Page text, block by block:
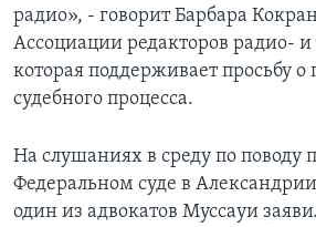
радио», - говорит Барбара
Ассоциации редакторов радио- и
которая поддерживает просьбу
судебного процесса.
На слушаниях в среду по поводу
Федеральном суде в
один из адвокатов Муссауи